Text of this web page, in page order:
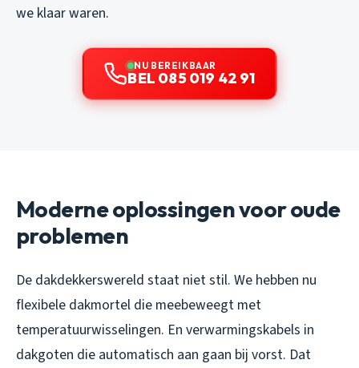
we klaar waren.
NU BEREIKBAAR
BEL 085 019 42 91
Moderne oplossingen voor oude
problemen
De dakdekkerswereld staat niet stil. We hebben nu
flexibele dakmortel die meebeweegt met
temperatuurwisselingen. En verwarmingskabels in
dakgoten die automatisch aan gaan bij vorst. Dat